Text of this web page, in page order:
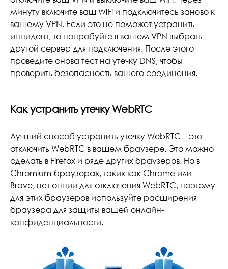
минуту включите ваш WiFi и подключитесь заново к
вашему VPN. Если это не поможет устранить
инцидент, то попробуйте в вашем VPN выбрать
другой сервер для подключения. После этого
проведите снова тест на утечку DNS, чтобы
проверить безопасность вашего соединения.
Как устранить утечку WebRTC
Лучший способ устранить утечку WebRTC – это
отключить WebRTC в вашем браузере. Это можно
сделать в Firefox и ряде других браузеров. Но в
Chromium-браузерах, таких как Chrome или
Brave, нет опции для отключения WebRTC, поэтому
для этих браузеров используйте расширения
браузера для защиты вашей онлайн-
конфиденциальности.